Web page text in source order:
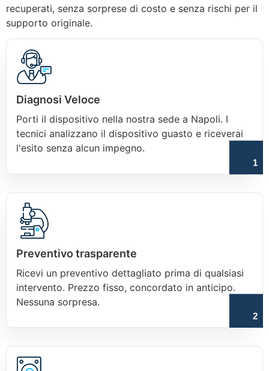
recuperati, senza sorprese di costo e senza rischi per il
supporto originale.
Diagnosi Veloce
Porti il dispositivo nella nostra sede a Napoli. I
tecnici analizzano il dispositivo guasto e riceverai
l'esito senza alcun impegno.
1
Preventivo trasparente
Ricevi un preventivo dettagliato prima di qualsiasi
intervento. Prezzo fisso, concordato in anticipo.
Nessuna sorpresa.
2